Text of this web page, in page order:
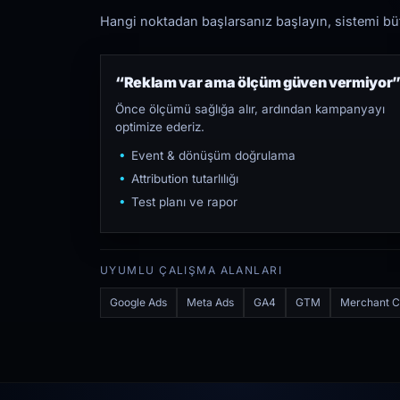
Hangi noktadan başlarsanız başlayın, sistemi
“Reklam var ama ölçüm güven
Önce ölçümü sağlığa alır, ardından kampanyayı
optimize ederiz.
Event & dönüşüm doğrulama
Attribution tutarlılığı
Test planı ve rapor
UYUMLU ÇALIŞMA ALANLARI
Google Ads Meta Ads GA4 GTM Merchant